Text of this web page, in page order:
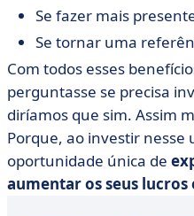
Se fazer mais
Se tornar uma
Com todos esses
perguntasse se precisa
diríamos que sim. Assim
Porque, ao investir nesse
oportunidade única de
aumentar os seus